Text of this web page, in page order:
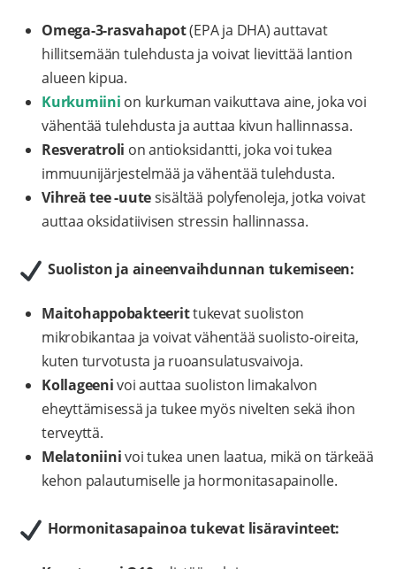
Omega-3-rasvahapot(EPA ja DHA) auttavat
hillitsemään tulehdusta ja voivat lievittää lantion
alueen kipua.
Kurkumiini on kurkuman vaikuttava aine, joka voi
vähentää tulehdusta ja auttaa kivun hallinnassa.
Resveratroli on antioksidantti, joka voi tukea
immuunijärjestelmää ja vähentää tulehdusta.
Vihreä tee -uutesisältää polyfenoleja, jotka voivat
auttaa oksidatiivisen stressin hallinnassa.
Suoliston ja aineenvaihdunnan tukemiseen:
Maitohappobakteerittukevat suoliston
mikrobikantaa ja voivat vähentää suolisto-oireita,
kuten turvotusta ja ruoansulatusvaivoja.
Kollageenivoi auttaa suoliston limakalvon
eheyttämisessä ja tukee myös nivelten sekä ihon
terveyttä.
Melatoniinivoi tukea unen laatua, mikä on tärkeää
kehon palautumiselle ja hormonitasapainolle.
Hormonitasapainoa tukevat lisäravinteet: